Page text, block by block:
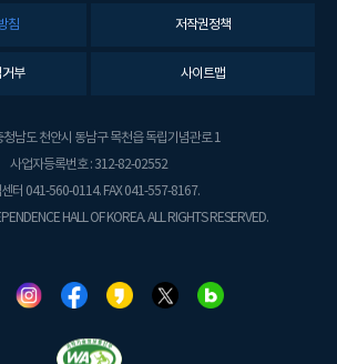
침 저작권정책
거부 사이트맵
남도 천안시 동남구 목천읍 독립기념관로 1
사업자등록번호 : 312-82-02552
터 041-560-0114. FAX 041-557-8167.
HALL OF KOREA. ALL RIGHTS RESERVED.